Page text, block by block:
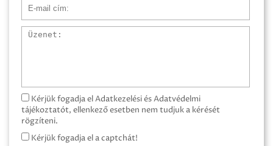
Üzenet
Kérjük fogadja el Adatkezelési és Adatvédelmi
tájékoztatót, ellenkező esetben nem tudjuk a kérését
rögzíteni.
Kérjük fogadja el a captchát!